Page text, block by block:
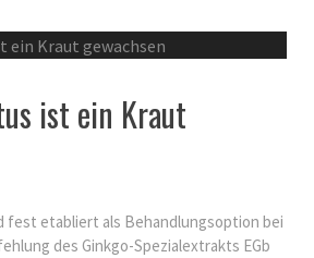
ist ein Kraut
fest etabliert als Behandlungsoption bei
des Ginkgo-Spezialextrakts EGb